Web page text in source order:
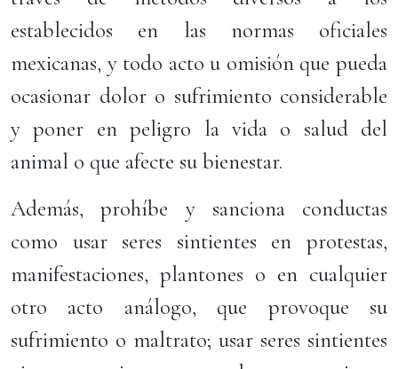
establecidos en las normas oficiales
mexicanas, y todo acto u omisión que pueda
ocasionar dolor o sufrimiento considerable
y poner en peligro la vida o salud del
animal o que afecte su bienestar.
Además, prohíbe y sanciona conductas
como usar seres sintientes en protestas,
manifestaciones, plantones o en cualquier
otro acto análogo, que provoque su
sufrimiento o maltrato; usar seres sintientes